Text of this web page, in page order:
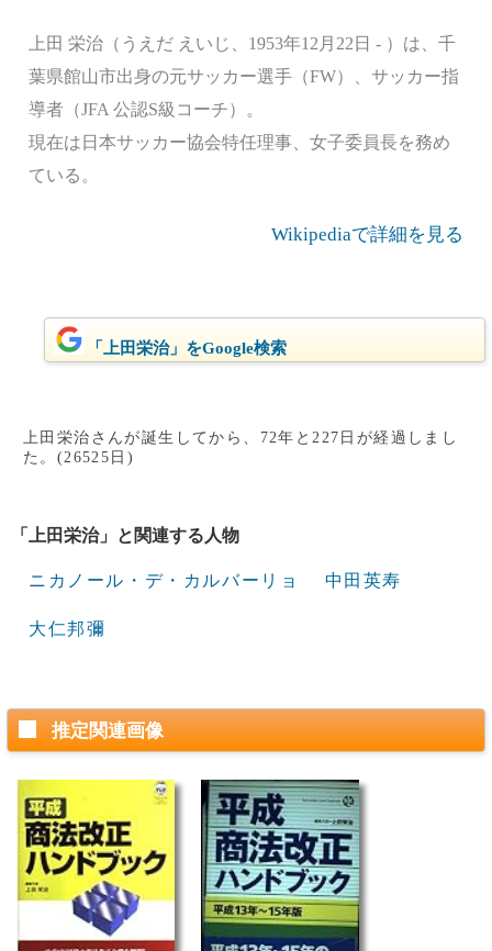
上田 栄治（うえだ えいじ、1953年12月22日 - ）は、千
葉県館山市出身の元サッカー選手（FW）、サッカー指
導者（JFA 公認S級コーチ）。
現在は日本サッカー協会特任理事、女子委員長を務め
ている。
Wikipediaで詳細を見る
「上田栄治」をGoogle検索
上田栄治さんが誕生してから、72年と227日が経過しまし
た。(26525日)
「上田栄治」と関連する人物
ニカノール・デ・カルバーリョ 中田英寿
大仁邦彌
推定関連画像